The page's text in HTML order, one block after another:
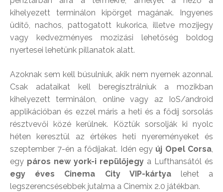
kihelyezett terminálon kipörget magának. Ingyenes
üdítő, nachos, pattogatott kukorica, illetve mozijegy
vagy kedvezményes mozizási lehetőség boldog
nyertesei lehetünk pillanatok alatt.
Azoknak sem kell búsulniuk, akik nem nyernek azonnal.
Csak adataikat kell beregisztrálniuk a mozikban
kihelyezett terminálon, online vagy az IoS/android
applikációban és ezzel máris a heti és a fődíj sorsolás
résztvevői közé kerülnek. Köztük sorsolják ki nyolc
héten keresztül az értékes heti nyereményeket és
szeptember 7-én a fődíjakat. Idén egy új Opel Corsa,
egy páros new york-i repülőjegy a Lufthansától és
egy éves Cinema City VIP-kártyalehet a
legszerencsésebbek jutalma a Cinemix 2.0 játékban.